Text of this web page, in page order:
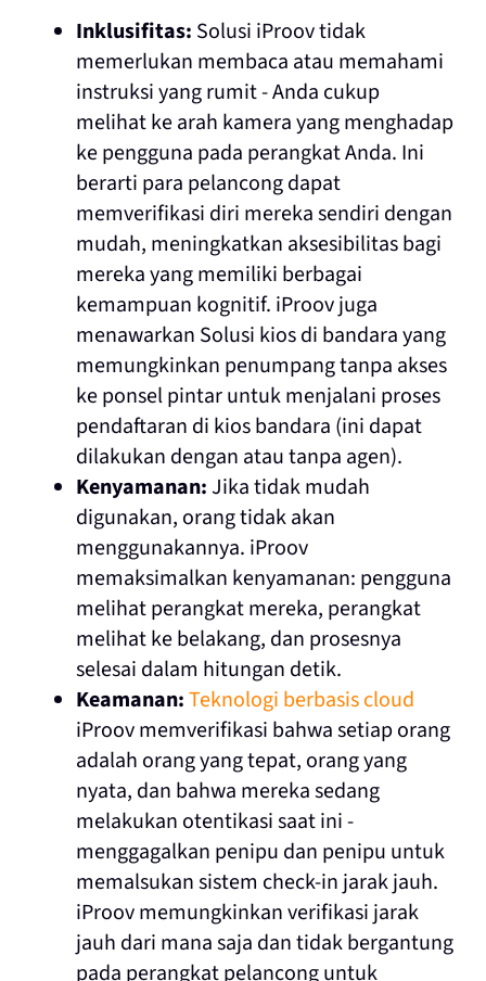
Inklusifitas: Solusi iProov tidak
memerlukan membaca atau memahami
instruksi yang rumit - Anda cukup
melihat ke arah kamera yang menghadap
ke pengguna pada perangkat Anda. Ini
berarti para pelancong dapat
memverifikasi diri mereka sendiri dengan
mudah, meningkatkan aksesibilitas bagi
mereka yang memiliki berbagai
kemampuan kognitif. iProov juga
menawarkan Solusi kios di bandara yang
memungkinkan penumpang tanpa akses
ke ponsel pintar untuk menjalani proses
pendaftaran di kios bandara (ini dapat
dilakukan dengan atau tanpa agen).
Kenyamanan:Jika tidak mudah
digunakan, orang tidak akan
menggunakannya. iProov
memaksimalkan kenyamanan: pengguna
melihat perangkat mereka, perangkat
melihat ke belakang, dan prosesnya
selesai dalam hitungan detik.
Keamanan:Teknologi berbasis cloud
iProov memverifikasi bahwa setiap orang
adalah orang yang tepat, orang yang
nyata, dan bahwa mereka sedang
melakukan otentikasi saat ini -
menggagalkan penipu dan penipu untuk
memalsukan sistem check-in jarak jauh.
iProov memungkinkan verifikasi jarak
jauh dari mana saja dan tidak bergantung
pada perangkat pelancong untuk